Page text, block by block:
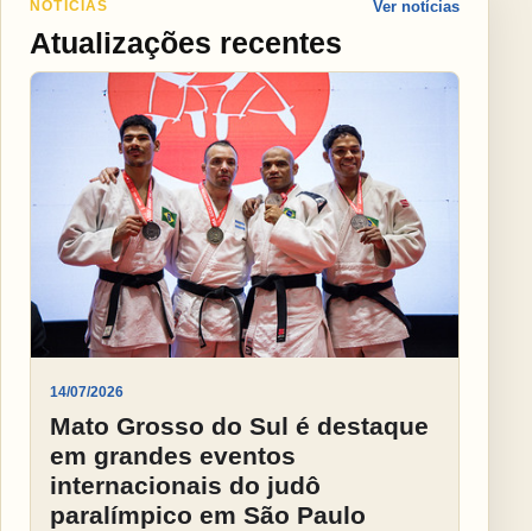
NOTÍCIAS
Atualizações recentes
Ver notícias
14/07/2026
Mato Grosso do Sul é destaque
em grandes eventos
internacionais do judô
paralímpico em São Paulo